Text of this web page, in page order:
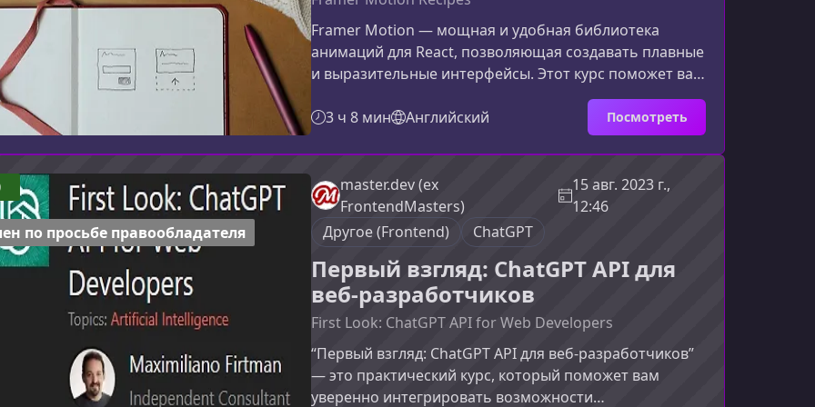
Framer Motion — мощная и удобная библиотека
анимаций для React, позволяющая создавать плавные
и выразительные интерфейсы. Этот курс поможет вам
быстро освоить её возможности на практике,
создавая реальные анимированные компоненты и
применяя лучшие подходы из экосистемы React.Что
вы изучите в этом курсеКурс построен так, чтобы вы
шаг за шагом осваивали инструменты Framer Motion,
переходя от базовых приёмов к более гибким и
продвинутым техникам.
3 ч 8 мин Английский Посмотреть
master.dev (ex
FrontendMasters)
15 авг. 2023 г.,
12:46
Другое (Frontend)
ChatGPT
Первый взгляд: ChatGPT API для
веб-разработчиков
First Look: ChatGPT API for Web Developers
“Первый взгляд: ChatGPT API для веб-разработчиков”
— это практический курс, который поможет вам
уверенно интегрировать возможности
по просьбе правообладателя